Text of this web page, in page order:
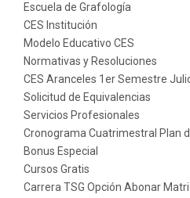
Escuela de Grafología
CES Institución
Modelo Educativo CES
Normativas y Resoluciones
CES Aranceles 1er Semestre
Solicitud de Equivalencias
Servicios Profesionales
Cronograma Cuatrimestral Plan
Bonus Especial
Cursos Gratis
Carrera TSG Opción Abonar